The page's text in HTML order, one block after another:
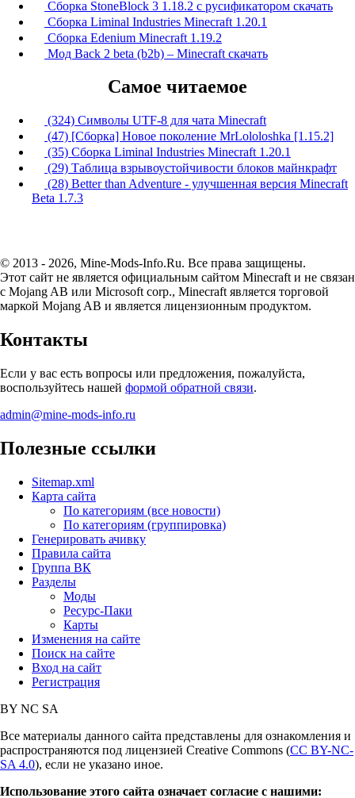
Сборка StoneBlock 3 1.18.2 с русификатором скачать
Сборка Liminal Industries Minecraft 1.20.1
Сборка Edenium Minecraft 1.19.2
Мод Back 2 beta (b2b) – Minecraft скачать
Самое читаемое
(324) Символы UTF-8 для чата Minecraft
(47) [Сборка] Новое поколение MrLololoshka [1.15.2]
(35) Сборка Liminal Industries Minecraft 1.20.1
(29) Таблица взрывоустойчивости блоков майнкрафт
(28) Better than Adventure - улучшенная версия Minecraft
Beta 1.7.3
© 2013 - 2026, Mine-Mods-Info.Ru. Все права защищены.
Этот сайт не является официальным сайтом Minecraft и не связан
с Mojang AB или Microsoft corp., Minecraft является торговой
маркой Mojang AB и является лицензионным продуктом.
Контакты
Если у вас есть вопросы или предложения, пожалуйста,
воспользуйтесь нашей формой обратной связи.
admin@mine-mods-info.ru
Полезные ссылки
Sitemap.xml
Карта сайта
По категориям (все новости)
По категориям (группировка)
Генерировать ачивку
Правила сайта
Группа ВК
Разделы
Моды
Ресурс-Паки
Карты
Изменения на сайте
Поиск на сайте
Вход на сайт
Регистрация
BY NC SA
Все материалы данного сайта представлены для ознакомления и
распространяются под лицензией Creative Commons (CC BY-NC-
SA 4.0), если не указано иное.
Использование этого сайта означает согласие с нашими: